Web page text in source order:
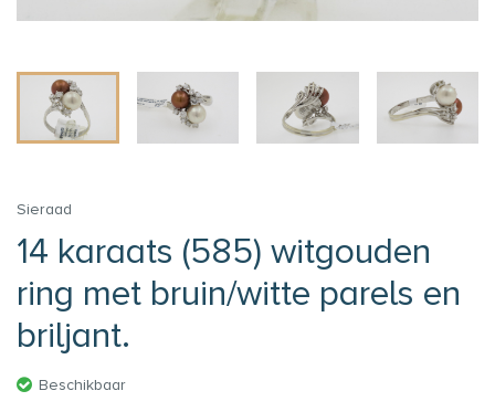
Sieraad
14 karaats (585) witgouden
ring met bruin/witte parels en
briljant.
Beschikbaar